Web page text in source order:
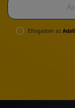
Elfogadom az